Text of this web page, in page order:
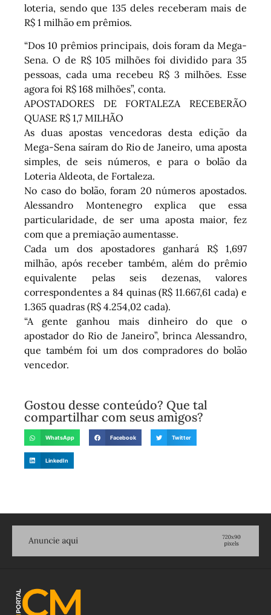
loteria, sendo que 135 deles receberam mais de
R$ 1 milhão em prêmios.
“Dos 10 prêmios principais, dois foram da Mega-
Sena. O de R$ 105 milhões foi dividido para 35
pessoas, cada uma recebeu R$ 3 milhões. Esse
agora foi R$ 168 milhões”, conta.
APOSTADORES DE FORTALEZA RECEBERÃO
QUASE R$ 1,7 MILHÃO
As duas apostas vencedoras desta edição da
Mega-Sena saíram do Rio de Janeiro, uma aposta
simples, de seis números, e para o bolão da
Loteria Aldeota, de Fortaleza.
No caso do bolão, foram 20 números apostados.
Alessandro Montenegro explica que essa
particularidade, de ser uma aposta maior, fez
com que a premiação aumentasse.
Cada um dos apostadores ganhará R$ 1,697
milhão, após receber também, além do prêmio
equivalente pelas seis dezenas, valores
correspondentes a 84 quinas (R$ 11.667,61 cada) e
1.365 quadras (R$ 4.254,02 cada).
“A gente ganhou mais dinheiro do que o
apostador do Rio de Janeiro”, brinca Alessandro,
que também foi um dos compradores do bolão
vencedor.
Gostou desse conteúdo? Que tal
compartilhar com seus amigos?
WhatsApp Facebook Twitter
LinkedIn